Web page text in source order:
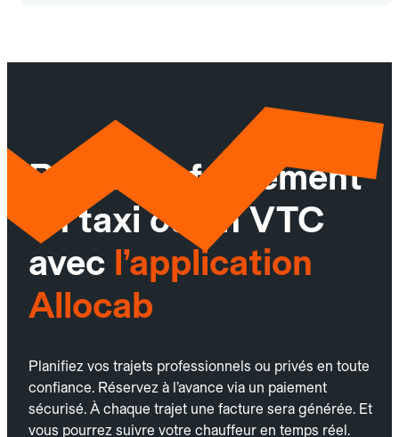
Réservez facilement
un taxi ou un VTC
avec l’application
Allocab
Planifiez vos trajets professionnels ou privés en toute
confiance. Réservez à l’avance via un paiement
sécurisé. À chaque trajet une facture sera générée. Et
vous pourrez suivre votre chauffeur en temps réel.